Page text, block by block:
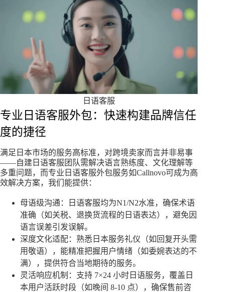
日语客服
专业日语客服外包：快速构建品牌信任
度的捷径
满足日本市场的服务高标准，对跨境卖家而言并非易事
——自建日语客服团队需解决语言熟练度、文化理解等
多重问题，而专业日语客服外包服务如Callnovo可成为高
效解决方案，我们能提供：
母语级沟通：日语客服均为N1/N2水准，确保术语
准确（如关税、退换货流程的日语表达），避免因
语言误差引发误解。
深度文化适配：熟悉日本服务礼仪（如回复开头需
用敬语），能精准把握用户情绪（如委婉表达的不
满），提供符合当地期待的服务。
灵活响应机制：支持 7×24 小时日语服务，覆盖日
本用户活跃时段（如晚间 8-10 点），确保售前咨